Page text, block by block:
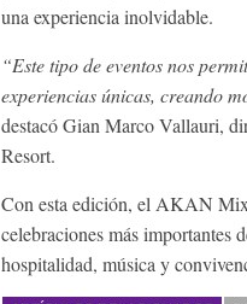
una experiencia inolvidable.
“Este tipo de eventos nos
experiencias únicas, creando
destacó Gian Marco Vallauri,
Resort.
Con esta edición, el AKAN
celebraciones más
hospitalidad, música y